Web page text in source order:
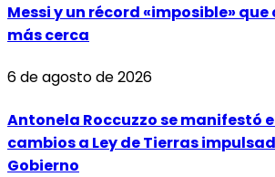
Messi y un récord «imposible»
más cerca
6 de agosto de 2026
Antonela Roccuzzo se manifestó
cambios a Ley de Tierras
Gobierno